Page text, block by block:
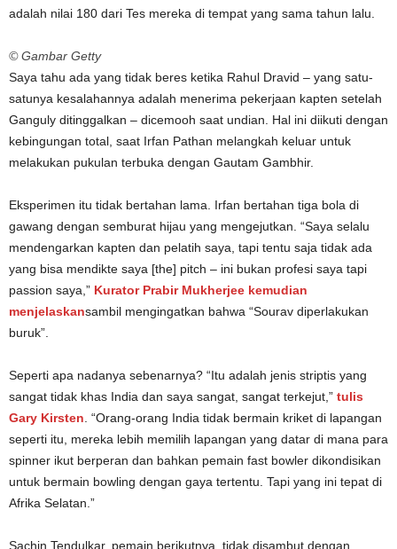
adalah nilai 180 dari Tes mereka di tempat yang sama tahun lalu.
© Gambar Getty
Saya tahu ada yang tidak beres ketika Rahul Dravid – yang satu-
satunya kesalahannya adalah menerima pekerjaan kapten setelah
Ganguly ditinggalkan – dicemooh saat undian. Hal ini diikuti dengan
kebingungan total, saat Irfan Pathan melangkah keluar untuk
melakukan pukulan terbuka dengan Gautam Gambhir.
Eksperimen itu tidak bertahan lama. Irfan bertahan tiga bola di
gawang dengan semburat hijau yang mengejutkan. “Saya selalu
mendengarkan kapten dan pelatih saya, tapi tentu saja tidak ada
yang bisa mendikte saya [the] pitch – ini bukan profesi saya tapi
passion saya,” Kurator Prabir Mukherjee kemudian
menjelaskansambil mengingatkan bahwa “Sourav diperlakukan
buruk”.
Seperti apa nadanya sebenarnya? “Itu adalah jenis striptis yang
sangat tidak khas India dan saya sangat, sangat terkejut,” tulis
Gary Kirsten . “Orang-orang India tidak bermain kriket di lapangan
seperti itu, mereka lebih memilih lapangan yang datar di mana para
spinner ikut berperan dan bahkan pemain fast bowler dikondisikan
untuk bermain bowling dengan gaya tertentu. Tapi yang ini tepat di
Afrika Selatan.”
Sachin Tendulkar, pemain berikutnya, tidak disambut dengan